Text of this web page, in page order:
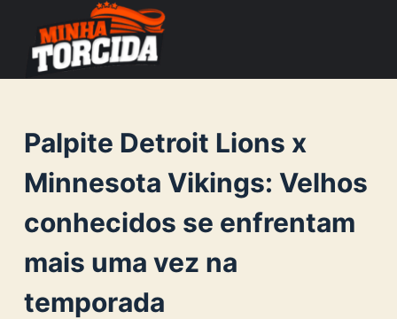
c
o
n
e
n
Palpite Detroit Lions x
Minnesota Vikings: Velhos
conhecidos se enfrentam
mais uma vez na
temporada